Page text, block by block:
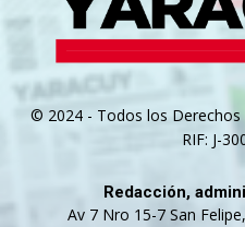
© 2024 - Todos los Derechos
RIF: J-
Redacción,
Av 7 Nro 15-7 San